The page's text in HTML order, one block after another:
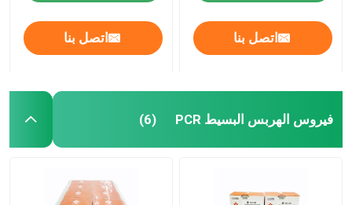
اتصل بنا اتصل بنا
فيروس الهربس البسيط PCR (6)